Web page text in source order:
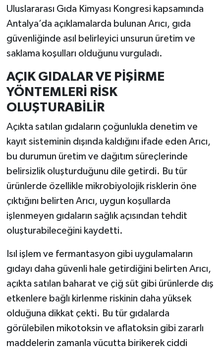
Uluslararası Gıda Kimyası Kongresi kapsamında
Antalya’da açıklamalarda bulunan Arıcı, gıda
güvenliğinde asıl belirleyici unsurun üretim ve
saklama koşulları olduğunu vurguladı.
AÇIK GIDALAR VE PİŞİRME
YÖNTEMLERİ RİSK
OLUŞTURABİLİR
Açıkta satılan gıdaların çoğunlukla denetim ve
kayıt sisteminin dışında kaldığını ifade eden Arıcı,
bu durumun üretim ve dağıtım süreçlerinde
belirsizlik oluşturduğunu dile getirdi. Bu tür
ürünlerde özellikle mikrobiyolojik risklerin öne
çıktığını belirten Arıcı, uygun koşullarda
işlenmeyen gıdaların sağlık açısından tehdit
oluşturabileceğini kaydetti.
Isıl işlem ve fermantasyon gibi uygulamaların
gıdayı daha güvenli hale getirdiğini belirten Arıcı,
açıkta satılan baharat ve çiğ süt gibi ürünlerde dış
etkenlere bağlı kirlenme riskinin daha yüksek
olduğuna dikkat çekti. Bu tür gıdalarda
görülebilen mikotoksin ve aflatoksin gibi zararlı
maddelerin zamanla vücutta birikerek ciddi
Otomobil
Pazarlar
Politika
Resmi İlan
Rüya Tabirleri
Şaphane
Simav
Siyaset
Spor
Tavşanlı
Teknoloji
Türkiye